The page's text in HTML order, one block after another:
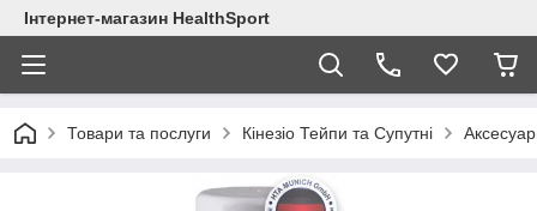
Інтернет-магазин HealthSport
Товари та послуги Кінезіо Тейпи та Супутні